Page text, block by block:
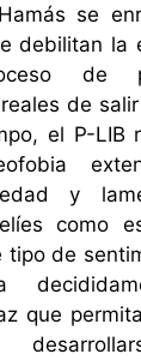
se
debilitan la
de
de
el P-LIB
y
como
tipo de
que